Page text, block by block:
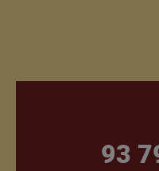
93